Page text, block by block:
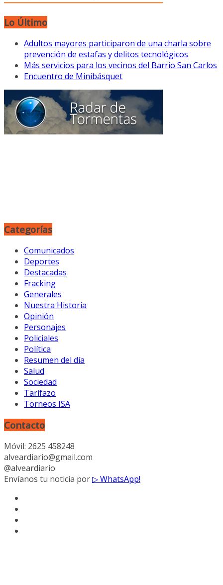
Lo Último
Adultos mayores participaron de una charla sobre
prevención de estafas y delitos tecnológicos
Más servicios para los vecinos del Barrio San Carlos
Encuentro de Minibásquet
Categorías
Comunicados
Deportes
Destacadas
Fracking
Generales
Nuestra Historia
Opinión
Personajes
Policiales
Política
Resumen del día
Salud
Sociedad
Tarifazo
Torneos ISA
Contacto
Móvil: 2625 458248
alveardiario@gmail.com
@alveardiario
Envíanos tu noticia por▷ WhatsApp!